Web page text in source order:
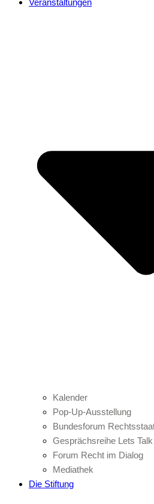
Veranstaltungen
Kalender
Pop-Up-Ausstellung
Bundesforum
Gesprächsreihe Lets
Forum Recht im Dialog
Mediathek
Die Stiftung